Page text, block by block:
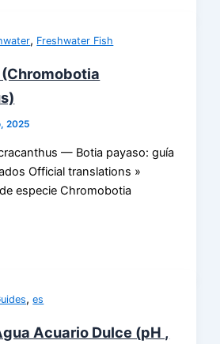
, Freshwater Fish
2025
— Botia payaso: guía
Official translations »
especie Chromobotia
,es
Acuario Dulce (pH ,